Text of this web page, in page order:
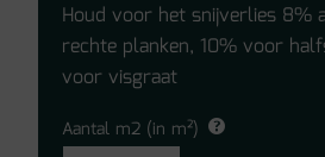
Houd voor het snijverlies 8%
rechte planken, 10% voor
voor visgraat
Aantal m2 (in m²)